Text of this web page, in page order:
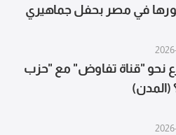
في مصر بحفل جماهيري
نحو "قناة تفاوض" مع "حزب
(المدن)